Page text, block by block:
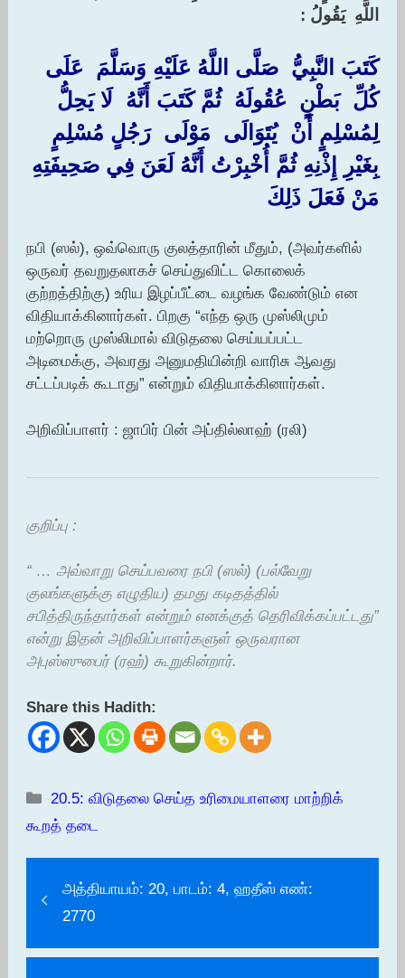
اللَّهِ ‏ ‏يَقُولُ : ‏
‏كَتَبَ النَّبِيُّ ‏ ‏صَلَّى اللَّهُ عَلَيْهِ وَسَلَّمَ ‏ ‏عَلَى
كُلِّ ‏ ‏بَطْنٍ ‏ ‏عُقُولَهُ ‏ ‏ثُمَّ كَتَبَ أَنَّهُ ‏ ‏لَا يَحِلُّ
لِمُسْلِمٍ أَنْ ‏ ‏يُتَوَالَى ‏ ‏مَوْلَى ‏ ‏رَجُلٍ مُسْلِمٍ
بِغَيْرِ إِذْنِهِ ثُمَّ أُخْبِرْتُ أَنَّهُ لَعَنَ فِي صَحِيفَتِهِ
مَنْ فَعَلَ ذَلِكَ
நபி (ஸல்), ஒவ்வொரு குலத்தாரின் மீதும், (அவர்களில்
ஒருவர் தவறுதலாகச் செய்துவிட்ட கொலைக்
குற்றத்திற்கு) உரிய இழப்பீட்டை வழங்க வேண்டும் என
விதியாக்கினார்கள். பிறகு “எந்த ஒரு முஸ்லிமும்
மற்றொரு முஸ்லிமால் விடுதலை செய்யப்பட்ட
அடிமைக்கு, அவரது அனுமதியின்றி வாரிசு ஆவது
சட்டப்படிக் கூடாது” என்றும் விதியாக்கினார்கள்.
அறிவிப்பாளர் : ஜாபிர் பின் அப்தில்லாஹ் (ரலி)
குறிப்பு :
“ … அவ்வாறு செய்பவரை நபி (ஸல்) (பல்வேறு
குலங்களுக்கு எழுதிய) தமது கடிதத்தில்
சபித்திருந்தார்கள் என்றும் எனக்குத் தெரிவிக்கப்பட்டது”
என்று இதன் அறிவிப்பாளர்களுள் ஒருவரான
அபுஸ்ஸுபைர் (ரஹ்) கூறுகின்றார்.
Share this Hadith:
Categories
20.5: விடுதலை செய்த உரிமையாளரை மாற்றிக்
கூறத் தடை
அத்தியாயம்: 20, பாடம்: 4, ஹதீஸ் எண்:
2770